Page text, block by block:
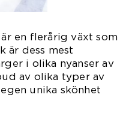
en flerårig växt som
är dess mest
i olika nyanser av
av olika typer av
unika skönhet